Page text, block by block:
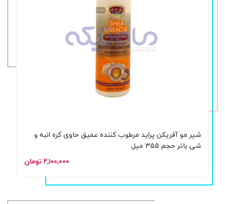
شیر مو آفریکن پراید مرطوب کننده عمیق حاوی کره انبه و
شی باتر حجم 355 میل
۲,۱۰۰,۰۰۰ تومان